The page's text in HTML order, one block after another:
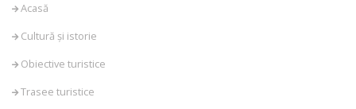
Acasă
Cultură și istorie
Obiective turistice
Trasee turistice